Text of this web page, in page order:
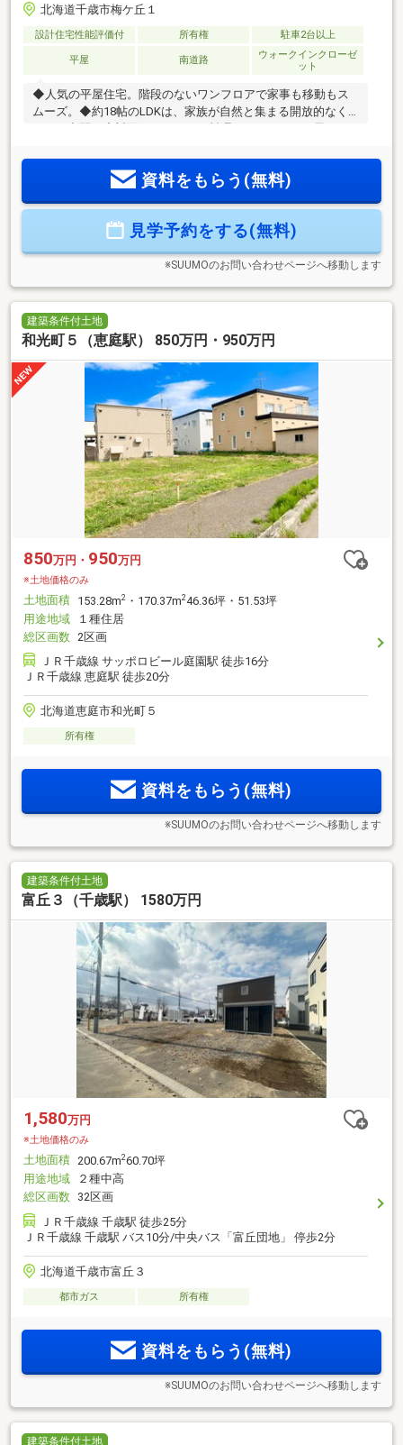
北海道千歳市梅ケ丘１
設計住宅性能評価付 所有権 駐車2台以上
平屋 南道路
ウォークインクローゼ
ット
◆人気の平屋住宅。階段のないワンフロアで家事も移動もス
ムーズ。◆約18帖のLDKは、家族が自然と集まる開放的なく
つろぎ空間。◆対面キッチンでお料理をしながら、お子さま
やシューズクロークなど収納充実。住まいをスッキリ保てま
す。◆約59坪のゆとりある敷地。駐車3台以上可能で来客時も
ちよく過ごせます。◆外断熱×高気密高断熱仕様で、北海道の
冬も一年中快適な住まい。◆完成前のご相談・ご見学も受付
資料をもらう(無料)
見学予約をする(無料)
※SUUMOのお問い合わせページへ移動します
建築条件付土地
和光町５（恵庭駅） 850万円・950万円
850万円・ 950万円
※土地価格のみ
土地面積 153.28m2 ・170.37m246.36坪・51.53坪
用途地域
１種住居
総区画数 2区画
ＪＲ千歳線 サッポロビール庭園駅 徒歩16分
ＪＲ千歳線 恵庭駅 徒歩20分
北海道恵庭市和光町５
所有権
資料をもらう(無料)
※SUUMOのお問い合わせページへ移動します
建築条件付土地
富丘３（千歳駅） 1580万円
1,580万円
※土地価格のみ
土地面積 200.67m260.70坪
用途地域
２種中高
総区画数 32区画
ＪＲ千歳線 千歳駅 徒歩25分
ＪＲ千歳線 千歳駅 バス10分/中央バス「富丘団地」 停歩2分
北海道千歳市富丘３
都市ガス 所有権
資料をもらう(無料)
※SUUMOのお問い合わせページへ移動します
建築条件付土地